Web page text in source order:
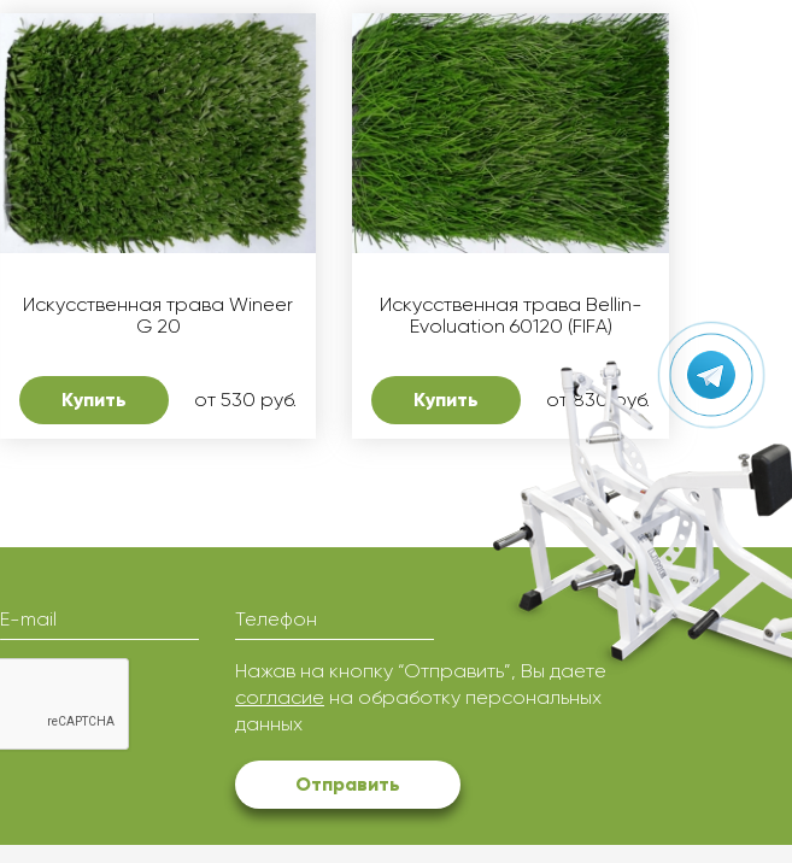
Искусственная трава Wineer
G 20
Купить от 530 руб.
Искусственная трава Bellin-
Evoluation 60120 (FIFA)
Купить от 830 руб.
E-mail Телефон
Нажав на кнопку “Отправить”, Вы даете
согласие на обработку персональных
данных
Отправить